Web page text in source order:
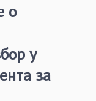
о
у
за